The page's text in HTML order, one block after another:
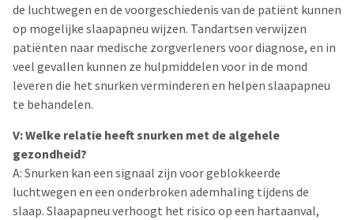
de luchtwegen en de voorgeschiedenis van de patiënt kunnen
op mogelijke slaapapneu wijzen. Tandartsen verwijzen
patiënten naar medische zorgverleners voor diagnose, en in
veel gevallen kunnen ze hulpmiddelen voor in de mond
leveren die het snurken verminderen en helpen slaapapneu
te behandelen.
V: Welke relatie heeft snurken met de algehele
gezondheid?
A: Snurken kan een signaal zijn voor geblokkeerde
luchtwegen en een onderbroken ademhaling tijdens de
slaap. Slaapapneu verhoogt het risico op een hartaanval,